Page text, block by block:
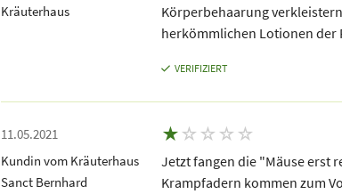
Kräuterhaus
Körperbehaarung
herkömmlichen Lotionen der
VERIFIZIERT
11.05.2021
Kundin vom Kräuterhaus
Sanct Bernhard
★ ☆ ☆ ☆ ☆
Jetzt fangen die "Mäuse erst
Krampfadern kommen zum